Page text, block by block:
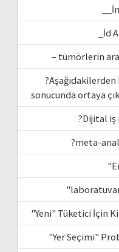
_İd
– tümörlerin
sonucunda ortaya
?Dijital
?meta-
"Yeni" Tüketici İçin
"Yer Seçimi"